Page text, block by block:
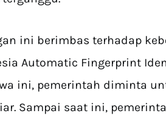
ini berimbas terhadap
Automatic Fingerprint
ini, pemerintah diminta
Sampai saat ini,